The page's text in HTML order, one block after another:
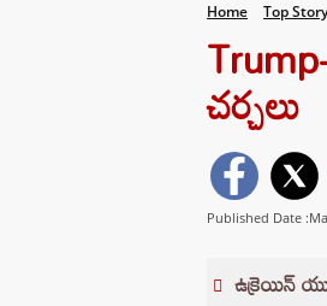
Home Top Story
చర్చలు
Published Date
ఉక్రెయిన్